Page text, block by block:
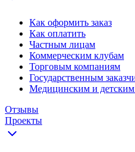
Как оформить заказ
Как оплатить
Частным лицам
Коммерческим клубам
Торговым компаниям
Государственным
Медицинским и
Отзывы
Проекты